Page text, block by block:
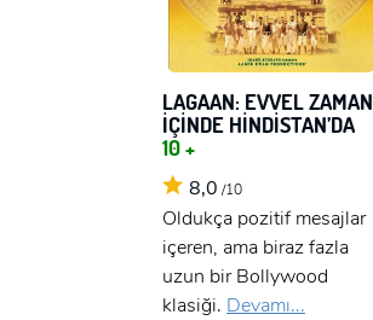
LAGAAN: EVVEL ZAMAN
İÇİNDE HİNDİSTAN’DA
10 +
8,0 /10
Oldukça pozitif mesajlar
içeren, ama biraz fazla
uzun bir Bollywood
klasiği. Devamı...